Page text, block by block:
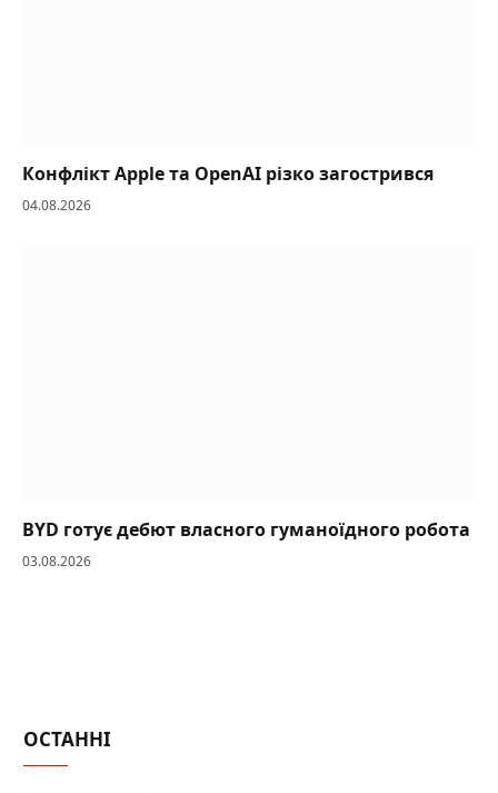
Конфлікт Apple та OpenAI різко загострився
04.08.2026
BYD готує дебют власного гуманоїдного робота
03.08.2026
ОСТАННІ